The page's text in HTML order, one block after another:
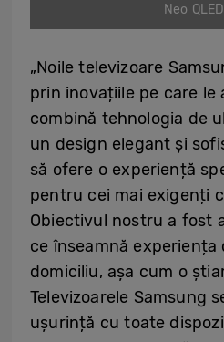
Neo
„Noile televizoare
prin inovațiile pe care le
combină tehnologia de
un design elegant și
să ofere o experiență
pentru cei mai exigenți
Obiectivul nostru a fost
ce înseamnă experiența
domiciliu, așa cum o
Televizoarele Samsung
ușurință cu toate